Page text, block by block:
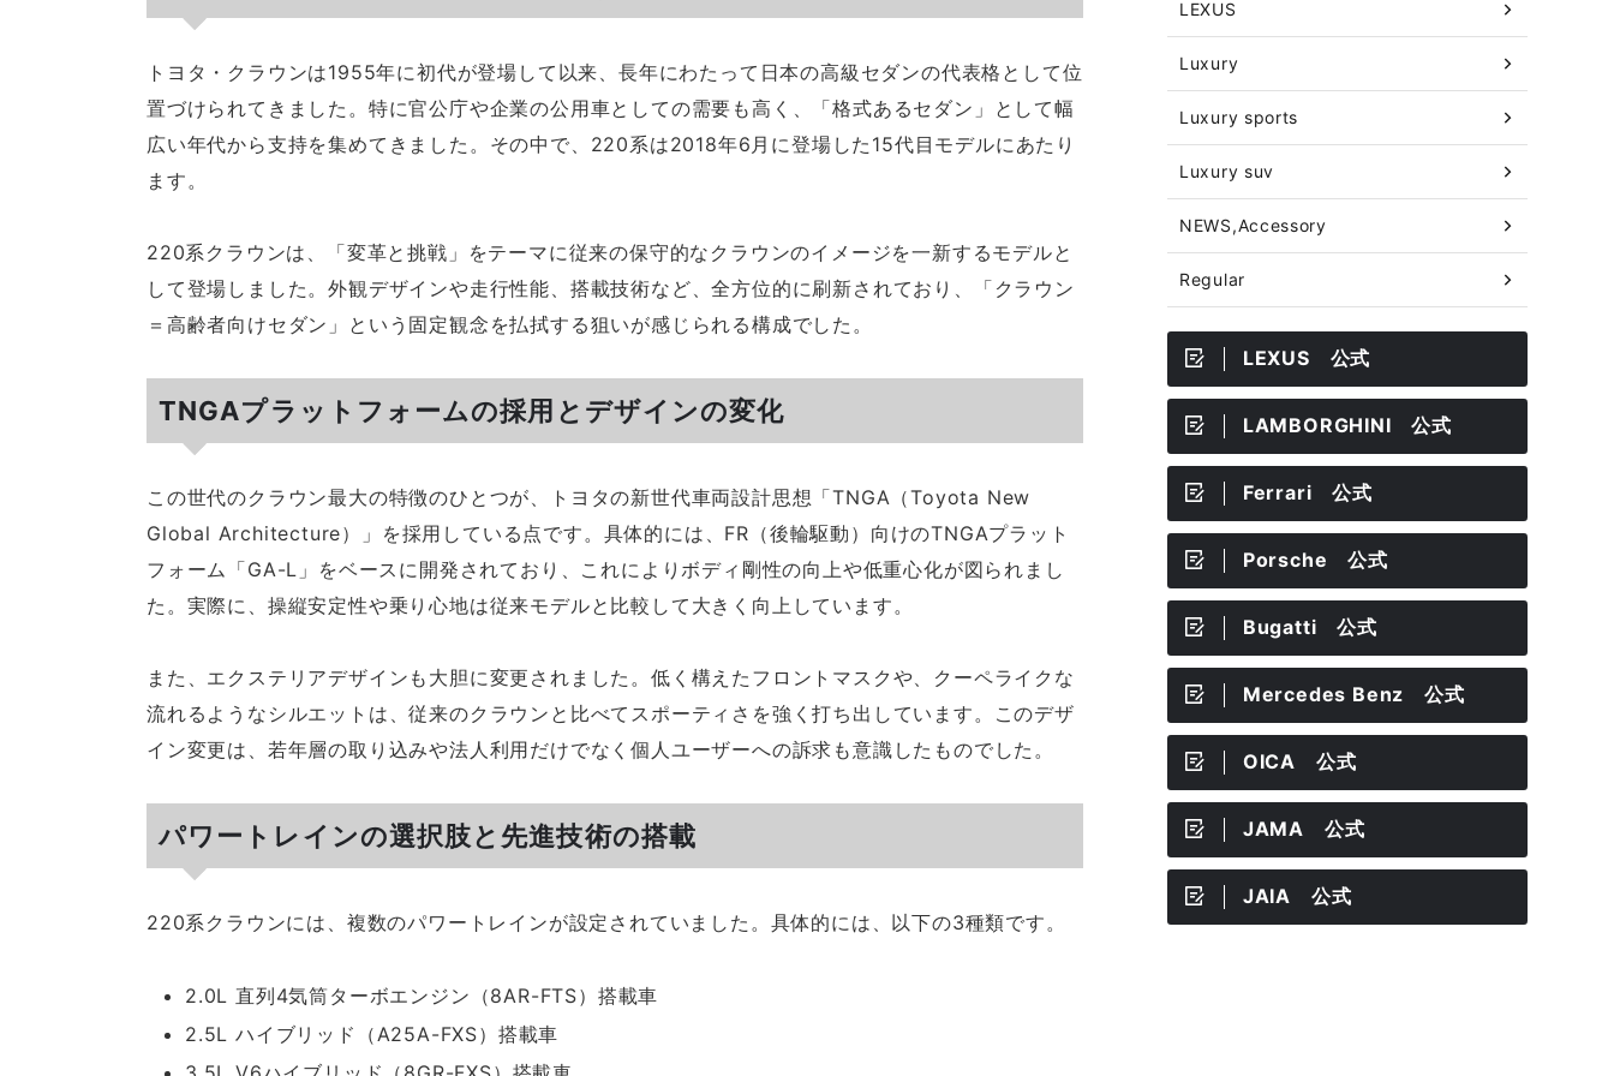
トヨタ・クラウンは1955年に初代が登場して以来、長年にわたって日本の高級セダンの代表格として位
置づけられてきました。特に官公庁や企業の公用車としての需要も高く、「格式あるセダン」として幅
広い年代から支持を集めてきました。その中で、220系は2018年6月に登場した15代目モデルにあたり
ます。
220系クラウンは、「変革と挑戦」をテーマに従来の保守的なクラウンのイメージを一新するモデルと
して登場しました。外観デザインや走行性能、搭載技術など、全方位的に刷新されており、「クラウン
＝高齢者向けセダン」という固定観念を払拭する狙いが感じられる構成でした。
TNGAプラットフォームの採用とデザインの変化
この世代のクラウン最大の特徴のひとつが、トヨタの新世代車両設計思想「TNGA（Toyota New
Global Architecture）」を採用している点です。具体的には、FR（後輪駆動）向けのTNGAプラット
フォーム「GA-L」をベースに開発されており、これによりボディ剛性の向上や低重心化が図られまし
た。実際に、操縦安定性や乗り心地は従来モデルと比較して大きく向上しています。
また、エクステリアデザインも大胆に変更されました。低く構えたフロントマスクや、クーペライクな
流れるようなシルエットは、従来のクラウンと比べてスポーティさを強く打ち出しています。このデザ
イン変更は、若年層の取り込みや法人利用だけでなく個人ユーザーへの訴求も意識したものでした。
パワートレインの選択肢と先進技術の搭載
220系クラウンには、複数のパワートレインが設定されていました。具体的には、以下の3種類です。
2.0L 直列4気筒ターボエンジン（8AR-FTS）搭載車
2.5L ハイブリッド（A25A-FXS）搭載車
LEXUS
Luxury
Luxury sports
Luxury suv
NEWS,Accessory
Regular
LEXUS 公式
LAMBORGHINI 公式
Ferrari 公式
Porsche 公式
Bugatti 公式
Mercedes Benz 公式
OICA 公式
JAMA 公式
JAIA 公式